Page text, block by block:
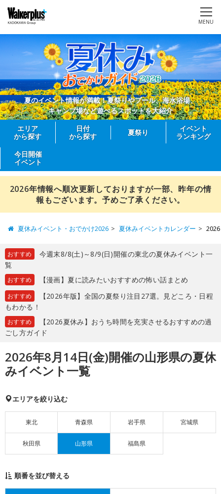
MENU
夏のイベント情報が満載！夏祭りやプール、海水浴場、
キャンプ場など遊べるスポットを大紹介
エリア
から探す
日付
から探す
夏祭り
イベント
ランキング
今日開催
イベント
2026年情報へ順次更新しておりますが一部、昨年の情
報もございます。予めご了承ください。
夏休みイベント・おでかけ2026 夏休みイベントカレンダー
おすすめ
今週末8/8(土)～8/9(日)開催の東北の夏休みイベント一
覧
おすすめ 【漫画】夏に読みたいおすすめの怖い話まとめ
おすすめ
【2026年版】全国の夏祭り注目27選。見どころ・日程
もわかる！
おすすめ
【2026夏休み】おうち時間を充実させるおすすめの過
ごし方ガイド
2026年8月14日(金)開催の山形県の夏休
みイベント一覧
エリアを絞り込む
東北 青森県 岩手県 宮城県
秋田県 山形県 福島県
順番を並び替える